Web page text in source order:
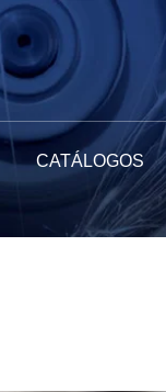
CATÁLOGOS